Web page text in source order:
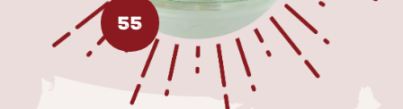
55